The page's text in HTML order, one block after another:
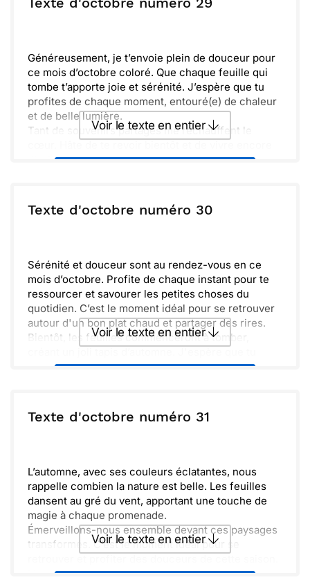
de douceur.
maison. Chaque détail contribue à cette jolie
saison.
Vivement le weekend, où nous pourrons profiter de
balades en pleine nature et admirer les
magnifiques couleurs. Cela nous rappelle tout le
bonheur que nous apporte cette période de
Merci d'être là et de partager ces instants si
Généreusement, je t’envoie plein de douceur pour
ce mois d’octobre coloré. Que chaque feuille qui
tombe t’apporte joie et sérénité. J’espère que tu
profites de chaque moment, entouré(e) de chaleur
et de belle lumière.
Tant de souvenirs partagés me réchauffent le
d’extraordinaires aventures ensemble. Prends soin
Voir le texte en entier
ou : Copier Recevoir par mail
Texte d'octobre numéro 30
Sérénité et douceur sont au rendez-vous en ce
mois d’octobre. Profite de chaque instant pour te
ressourcer et savourer les petites choses du
quotidien. C’est le moment idéal pour se retrouver
autour d'un bon plat chaud et partager des rires.
Bientôt, les feuilles commenceront à tomber,
prendras le temps de te balader et d’admirer ces
Voir le texte en entier
ou : Copier Recevoir par mail
Texte d'octobre numéro 31
L’automne, avec ses couleurs éclatantes, nous
rappelle combien la nature est belle. Les feuilles
dansent au gré du vent, apportant une touche de
magie à chaque promenade.
Émerveillons-nous ensemble devant ces paysages
transformés. C’est le moment idéal pour se
N’oublions pas de savourer chaque instant, de
Voir le texte en entier